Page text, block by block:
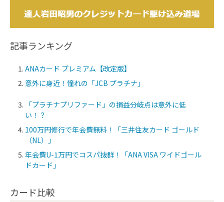
記事ランキング
ANAカード プレミアム【改定版】
意外に身近！憧れの「JCB プラチナ」
「プラチナプリファード」の損益分岐点は意外に低
い！？
100万円修行で年会費無料！「三井住友カード ゴールド
（NL）」
年会費U-1万円でコスパ抜群！「ANA VISA ワイドゴール
ドカード」
カード比較